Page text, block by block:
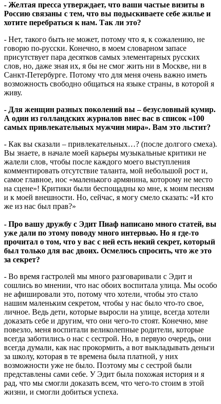
- Желтая пресса утверждает, что ваши частые визиты в
Россию связаны с тем, что вы подыскиваете себе жилье и
хотите перебраться к нам. Так ли это?
- Нет, такого быть не может, потому что я, к сожалению, не
говорю по-русски. Конечно, в моем словарном запасе
присутствует пара десятков самых элементарных русских
слов, но, даже зная их, я бы не смог жить ни в Москве, ни в
Санкт-Петербурге. Потому что для меня очень важно иметь
возможность свободно общаться на языке страны, в которой я
живу.
- Для женщин разных поколений вы – безусловный кумир.
А один из голландских журналов внес вас в список «100
самых привлекательных мужчин мира». Вам это льстит?
- Как вы сказали – привлекательных…? (после долгого смеха).
Вы знаете, в начале моей карьеры музыкальные критики не
жалели слов, чтобы после каждого моего выступления
комментировать отсутствие таланта, мой небольшой рост и,
самое главное, нос «маленького армянина, которому не место
на сцене»! Критики были беспощадны ко мне, к моим песням
и к моей внешности. Но, сейчас, я могу смело сказать: «И кто
же из нас был прав?»
- Про вашу дружбу с Эдит Пиаф написано много статей, вы
уже дали по этому поводу много интервью. Но я где-то
прочитал о том, что у вас с ней есть некий секрет, который
был только для вас двоих. Осмелюсь спросить, что же это
за секрет?
- Во время гастролей мы много разговаривали с Эдит и
сошлись во мнении, что нас обоих воспитала улица. Мы особо
не афишировали это, потому что хотели, чтобы это стало
нашим маленьким секретом, чтобы у нас было что-то свое,
личное. Ведь дети, которые выросли на улице, всегда хотели
доказать себе и другим, что они чего-то стоят. Конечно, мне
повезло, меня воспитали великолепные родители, которые
всегда заботились о нас с сестрой. Но, в первую очередь, они
всегда думали, как нас прокормить, а вот выкладывать деньги
за школу, которая в те времена была платной, у них
возможности уже не было. Поэтому мы с сестрой были
представлены сами себе. У Эдит была похожая история и я
рад, что мы смогли доказать всем, что чего-то стоим в этой
жизни, и смогли добиться успеха.